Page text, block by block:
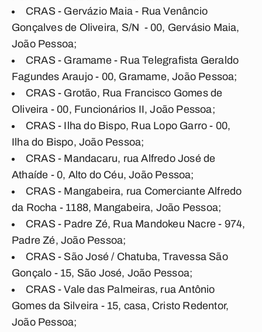
CRAS - Gervázio Maia - Rua Venâncio
Gonçalves de Oliveira, S/N - 00, Gervásio Maia,
João Pessoa;
CRAS - Gramame - Rua Telegrafista Geraldo
Fagundes Araujo - 00, Gramame, João Pessoa;
CRAS - Grotão, Rua Francisco Gomes de
Oliveira - 00, Funcionários II, João Pessoa;
CRAS - Ilha do Bispo, Rua Lopo Garro - 00,
Ilha do Bispo, João Pessoa;
CRAS - Mandacaru, rua Alfredo José de
Athaíde - 0, Alto do Céu, João Pessoa;
CRAS - Mangabeira, rua Comerciante Alfredo
da Rocha - 1188, Mangabeira, João Pessoa;
CRAS - Padre Zé, Rua Mandokeu Nacre - 974,
Padre Zé, João Pessoa;
CRAS - São José / Chatuba, Travessa São
Gonçalo - 15, São José, João Pessoa;
CRAS - Vale das Palmeiras, rua Antônio
Gomes da Silveira - 15, casa, Cristo Redentor,
João Pessoa;